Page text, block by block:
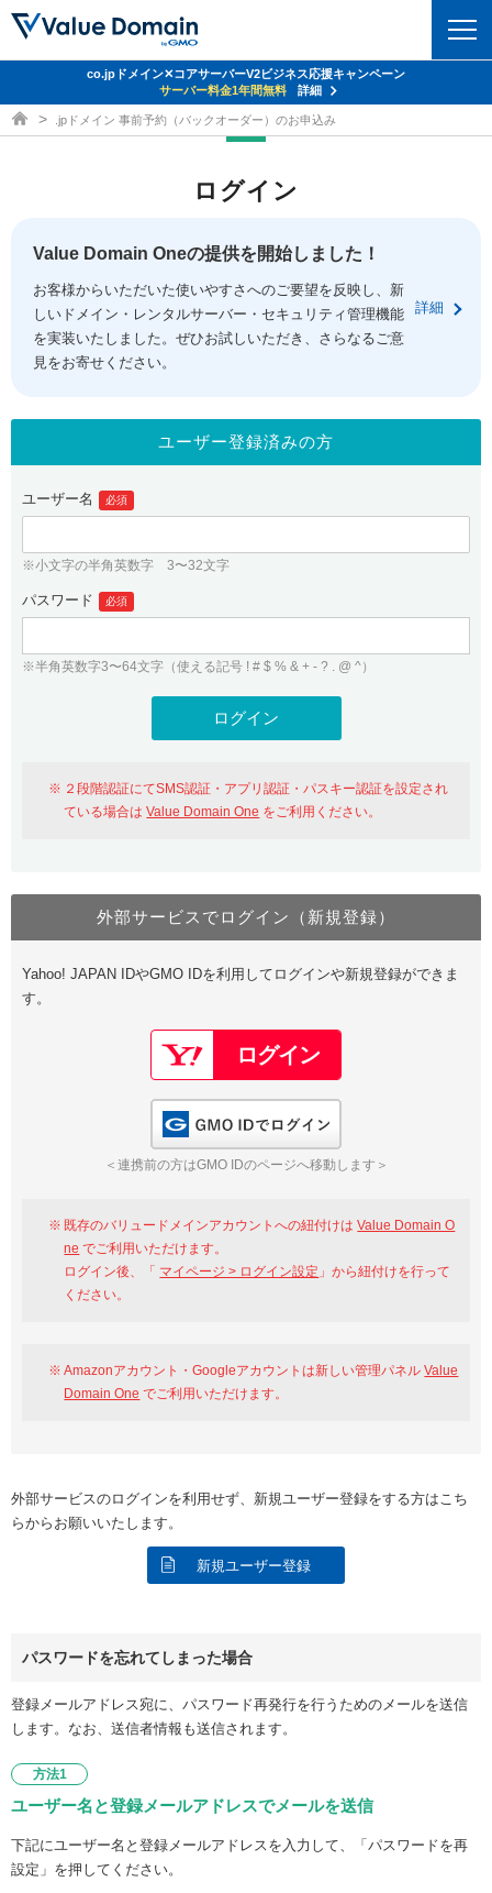
ドメイントップ
ドメイン移管
ドメイン価格一覧
ドメイン一括検索
.jpドメインオークション
gTLDオークション NEW!
.jpドメインバックオーダー
プレミアムドメイン
人気ドメインの種類
WHOIS検索
コアサーバー
バリューサーバー
XREA
セキュリティトップ
Value Domain ネットde診断
SSL証明書
サービストップ
お得意様割引
紹介制度
バリュードメインAPI
ドメイン・ホスティングOEM
facebook
ログイン
従来のバリュードメインをご利用希望の方
Value Domainにログイン
おすすめ One レンタルサーバーを含む最新の機能を使う方
Value Domain Oneにログイン
Google
GMO ID Amazon
※AmazonはValue Domain Oneのログイン画面へ遷移します
ユーザー登録
Value Domain Oneアカウント作成
以下でも登録可能
Google Yahoo!
GMO ID
co.jpドメイン✕コアサーバーV2ビジネス応援キャンペーン
サーバー料金1年間無料
詳細
ドメイン取得ならバリュードメイン
.jpドメイン 事前予約（バックオーダー）のお申込み
ログイン
Value Domain Oneの提供を開始しました！
お客様からいただいた使いやすさへのご要望を反映し、新
しいドメイン・レンタルサーバー・セキュリティ管理機能
を実装いたしました。ぜひお試しいただき、さらなるご意
見をお寄せください。
詳細
ユーザー登録済みの方
ユーザー名 必須
※小文字の半角英数字 3〜32文字
パスワード 必須
※半角英数字3〜64文字（使える記号 ! # $ % & + - ? . @ ^）
２段階認証にてSMS認証・アプリ認証・パスキー認証を設定され
ている場合はValue Domain One をご利用ください。
外部サービスでログイン（新規登録）
Yahoo! JAPAN IDやGMO IDを利用してログインや新規登録ができま
す。
＜連携前の方はGMO IDのページへ移動します＞
既存のバリュードメインアカウントへの紐付けはValue Domain O
ne でご利用いただけます。
ログイン後、「 マイページ > ログイン設定 」から紐付けを行って
ください。
Amazonアカウント・Googleアカウントは新しい管理パネルValue
Domain One でご利用いただけます。
外部サービスのログインを利用せず、新規ユーザー登録をする方はこち
らからお願いいたします。
新規ユーザー登録
パスワードを忘れてしまった場合
登録メールアドレス宛に、パスワード再発行を行うためのメールを送信
します。なお、送信者情報も送信されます。
方法1
ユーザー名と登録メールアドレスでメールを送信
下記にユーザー名と登録メールアドレスを入力して、「パスワードを再
設定」を押してください。